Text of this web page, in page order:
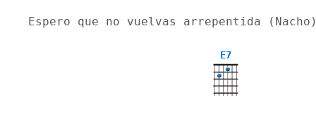
Espero que no vuelvas arrepentida
E7